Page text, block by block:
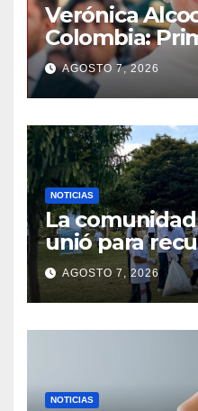
Verónica
Colombia:
imágenes de
Suecia VIDEO
AGOSTO 7, 2026
NOTICIAS
La
unió para
los parques
emblemáticos
AGOSTO 7, 2026
NOTICIAS